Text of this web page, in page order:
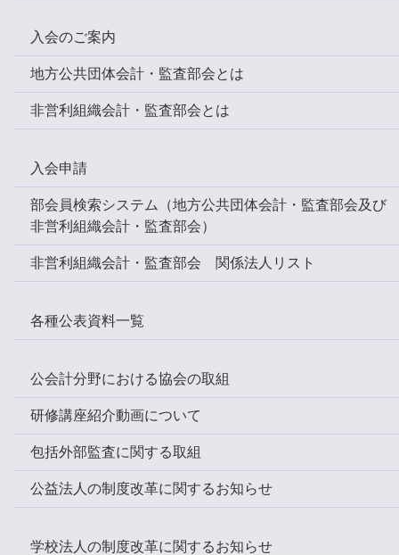
入会のご案内
地方公共団体会計・監査部会とは
非営利組織会計・監査部会とは
入会申請
部会員検索システム（地方公共団体会計・監査部会及び
非営利組織会計・監査部会）
非営利組織会計・監査部会 関係法人リスト
各種公表資料一覧
公会計分野における協会の取組
研修講座紹介動画について
包括外部監査に関する取組
公益法人の制度改革に関するお知らせ
学校法人の制度改革に関するお知らせ